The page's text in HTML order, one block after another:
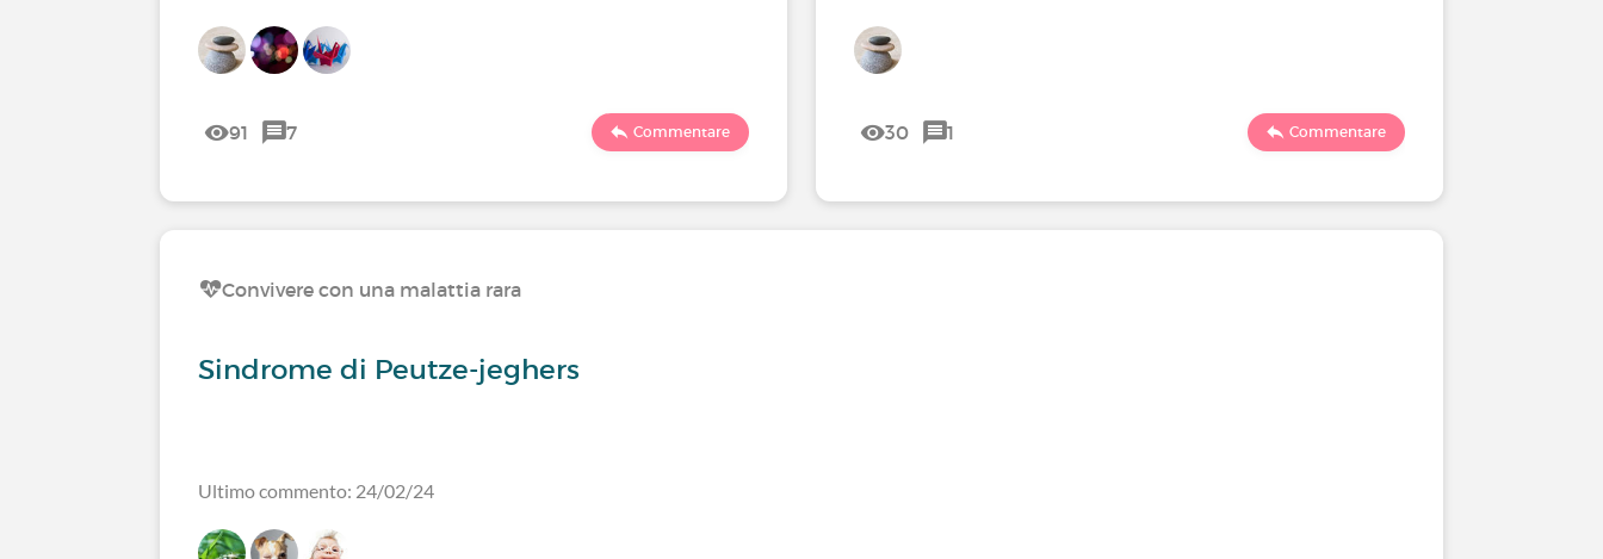
91 7 Commentare 30 1 Commentare
Convivere con una malattia rara
Sindrome di Peutze-jeghers
Ultimo commento: 24/02/24